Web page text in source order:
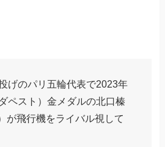
げのパリ五輪代表で2023年
ペスト）金メダルの北口榛
が飛行機をライバル視して